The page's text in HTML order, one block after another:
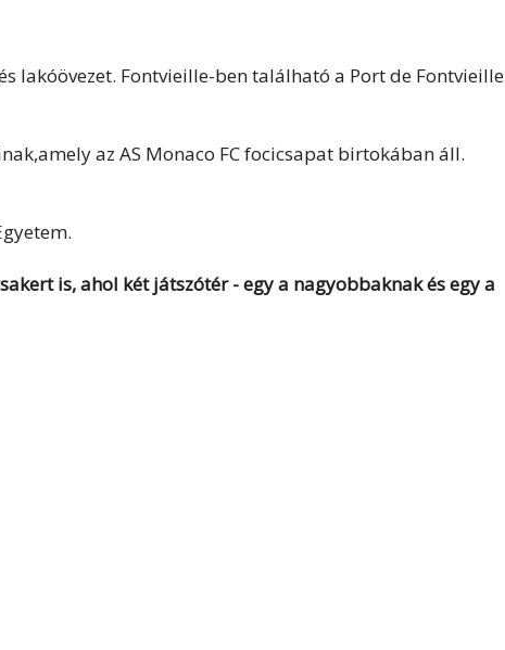
lakóövezet. Fontvieille-ben található a Port de Fontvieille
az AS Monaco FC focicsapat birtokában áll.
is, ahol két játszótér - egy a nagyobbaknak és egy a